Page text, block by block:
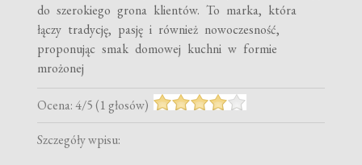
do szerokiego grona klientów. To marka, która
łączy tradycję, pasję i również nowoczesność,
proponując smak domowej kuchni w formie
mrożonej
Ocena:4/5(1głosów)
Szczegóły wpisu: